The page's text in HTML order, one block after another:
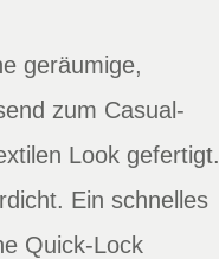
geräumige,
zum Casual-
Look gefertigt.
Ein schnelles
Quick-Lock